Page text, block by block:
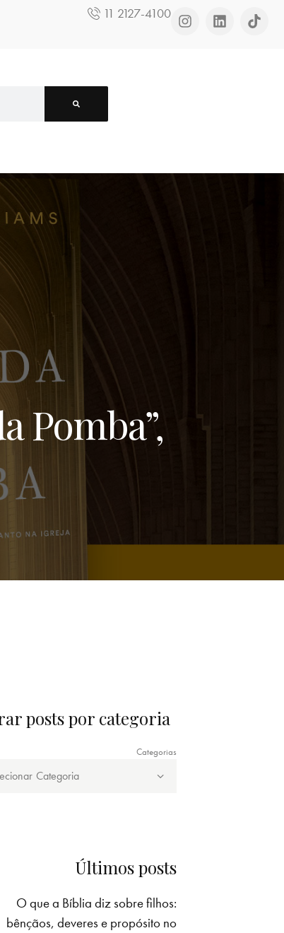
11 2127-4100
Pomba”,
posts por categoria
Categorias
Últimos posts
O que a Bíblia diz sobre filhos:
bênçãos, deveres e propósito no